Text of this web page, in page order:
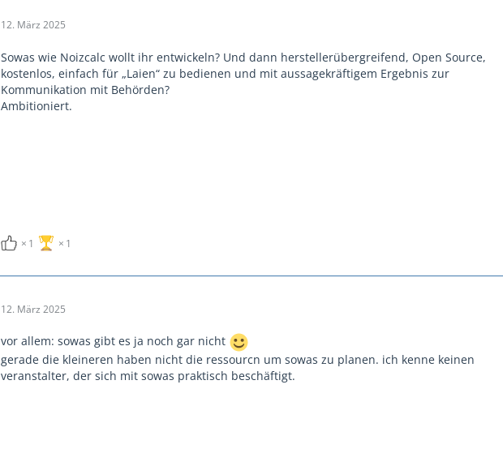
12. März 2025
Sowas wie Noizcalc wollt ihr entwickeln? Und dann herstellerübergreifend, Open Source,
kostenlos, einfach für „Laien“ zu bedienen und mit aussagekräftigem Ergebnis zur
Kommunikation mit Behörden?
Ambitioniert.
1 1
12. März 2025
vor allem: sowas gibt es ja noch gar nicht
gerade die kleineren haben nicht die ressourcn um sowas zu planen. ich kenne keinen
veranstalter, der sich mit sowas praktisch beschäftigt.